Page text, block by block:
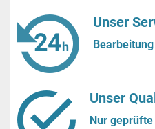
Unser
Unser
Nur